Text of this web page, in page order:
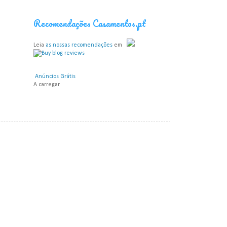
Recomendações Casamentos.pt
Leia as nossas recomendações em
Anúncios Grátis
A carregar